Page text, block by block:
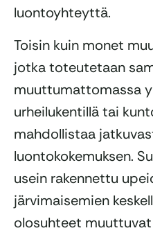
luontoyhteyttä.
Toisin kuin monet
jotka toteutetaan
muuttumattomassa
urheilukentillä tai
mahdollistaa
luontokokemuksen.
usein rakennettu
järvimaisemien
olosuhteet